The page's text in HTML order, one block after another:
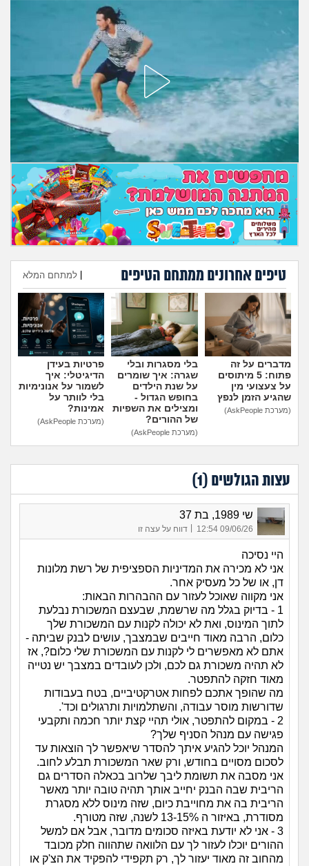
טיפים אחרונים ממתחם הטיפים למתחם המלא
הוספת טיפ
מדברים על זה
פתוח: 5 מיתוסים
על צעצועי מין
שהגיע הזמן לנפץ
(מערכת AskPeople)
בלי מסגרות ובלי
שגרה: איך שומרים
על שנת הילדים
בחופש הגדול -
ומצילים את השפיות
של ההורים?
(מערכת AskPeople)
פרטיות בעידן
הדיגיטלי: איך
לשמור על אנונימיות
בלי לוותר על
אמינות?
(מערכת AskPeople)
עצות הגולשים (1
)
שי 1989, בת 37
09/06/26 12:54 דווח על עצה זו
היי נסיכה
אני לא מכירה את המדיניות הספציפית של רשת מלונות
דן, או של כל מעסיק אחר.
אני מקווה שאוכל לעזור עם ההבהרות הבאות:
1 - בדיוק בגלל מה שרשמת, שבעצם המשכורת נבלעת
לתוך המינוס, ואת לא יכולה לקנות עם המשכורת שלך
כלום, הרבה מאוד חייבים שבמצבך, עושים לבנק שביתה -
אתם לא מאפשרים לי לקנות עם המשכורת שלי כלום?, אז
לא תהיה משכורת גם לכם, ולכן לעובדים במצבך יש נטייה
מאוד חזקה להתפטר.
מה שהופך אתכם לפחות אטרקטיביים, בטח בעבודות
שדורשות מוסר עבודה, והשתלמויות ותרגולים וכד'.
2 - במקום להתפטר, אולי תהיי קצת יותר חכמה ותקבעי
פגישה עם מנהל הסניף שלך?
המנהל יוכל להגיע איתך להסדר שיאפשר לך הוצאות עד
לסכום מסויים בחודש, ורק שאר המשכורת תבלע לחוב.
אני מסבה את תשומת ליבך שלרוב בכאלה הסדרים גם
הריבית שבה הבנק יחייב אותך תהיה טובה יותר מאשר
הריבית בה את מחוייבת כיום, שזה מינוס ללא מסגרת
מסודרת, באיזור ה 13-15% לשנה, שזה מטורף.
3 - אני לא יודעת באיזה סכומים מדובר, אבל אם למשל
ההורים יוכלו לעזור לך עם הלוואה שתהווה חלק מכובד
מהחוב זה מאוד יעזור לך, רק תקפידי להפקיד את הצ'ק או